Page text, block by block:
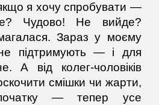
я хочу спробувати —
Чудово! Не вийде?
Зараз у моєму
підтримують — і для
А від колег-чоловіків
смішки чи жарти,
— тепер усе